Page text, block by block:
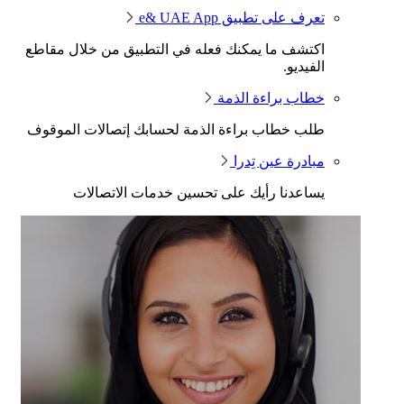
تعرف على تطبيق e& UAE App
اكتشف ما يمكنك فعله في التطبيق من خلال مقاطع
خطاب براءة الذمة
طلب خطاب براءة الذمة لحسابك إتصالات الموقوف
مبادرة عين تِدرا
يساعدنا رأيك على تحسين خدمات الاتصالات